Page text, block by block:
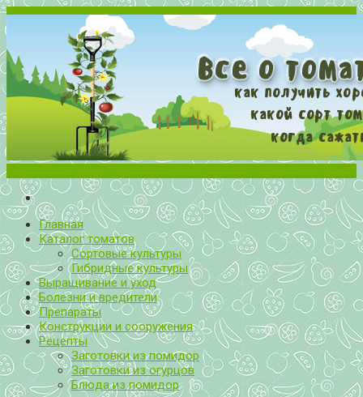
Все о томатах. Выращивание томатов. Сорта и рассада.
Выращивание и уход за томатами
Главная
Каталог томатов
Сортовые культуры
Гибридные культуры
Выращивание и уход
Болезни и вредители
Препараты
Конструкции и сооружения
Рецепты
Заготовки из помидор
Заготовки из огурцов
Блюда из помидор